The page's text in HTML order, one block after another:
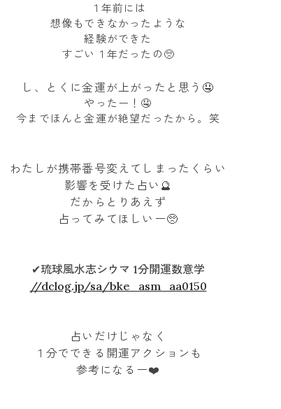
１年前には
想像もできなかったような
経験ができた
すごい１年だったの🥺
し、とくに金運が上がったと思う🤤
やったー！🤤
今までほんと金運が絶望だったから。笑
わたしが携帯番号変えてしまったくらい
影響を受けた占い🔮
だからとりあえず
占ってみてほしいー🥺
✔︎琉球風水志シウマ 1分開運数意学
//dclog.jp/sa/bke_asm_aa0150
占いだけじゃなく
１分でできる開運アクションも
参考になるー❤️